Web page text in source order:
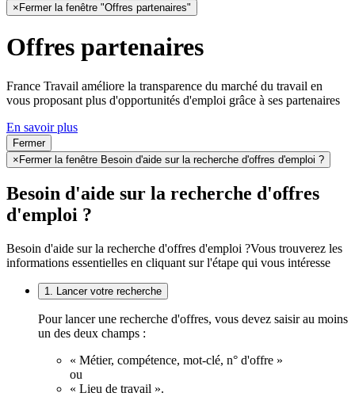
×Fermer la fenêtre "Offres partenaires"
Offres partenaires
France Travail améliore la transparence du marché du travail en
vous proposant plus d'opportunités d'emploi grâce à ses partenaires
En savoir plus
Fermer
×Fermer la fenêtre Besoin d'aide sur la recherche d'offres d'emploi ?
Besoin d'aide sur la recherche d'offres
d'emploi ?
Besoin d'aide sur la recherche d'offres d'emploi ?Vous trouverez les
informations essentielles en cliquant sur l'étape qui vous intéresse
1. Lancer votre recherche
Pour lancer une recherche d'offres, vous devez saisir au moins
un des deux champs :
« Métier, compétence, mot-clé, n° d'offre »
ou
« Lieu de travail ».